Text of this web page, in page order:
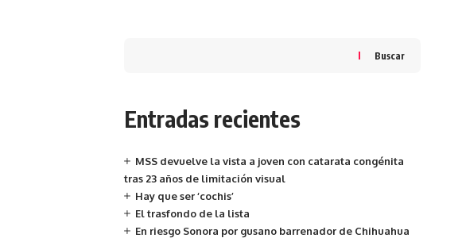
Buscar
Entradas recientes
MSS devuelve la vista a joven con catarata congénita
tras 23 años de limitación visual
Hay que ser ‘cochis’
El trasfondo de la lista
En riesgo Sonora por gusano barrenador de Chihuahua